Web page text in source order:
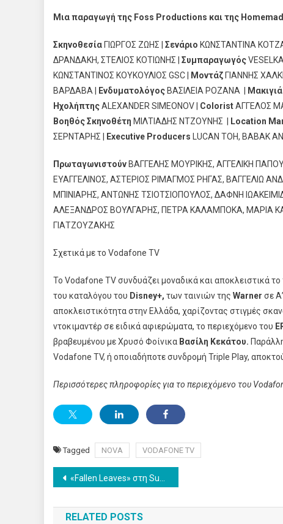
Μια παραγωγή της Foss Productions και της
Σκηνοθεσία ΓΙΩΡΓΟΣ ΖΩΗΣ | Σενάριο ΚΩΝΣΤΑΝΤΙΝΑ
ΔΡΑΝΔΑΚΗ, ΣΤΕΛΙΟΣ ΚΟΤΙΩΝΗΣ | Συμπαραγωγός
ΚΩΝΣΤΑΝΤΙΝΟΣ ΚΟΥΚΟΥΛΙΟΣ GSC |
Μοντάζ ΓΙΑΝΝΗΣ
ΒΑΡΔΑΒΑ |
Ενδυματολόγος ΒΑΣΙΛΕΙΑ ΡΟΖΑΝΑ |
ΗχολήπτηςALEXANDER SIMEONOV | ColoristΑΓΓΕΛΟΣ
Βοηθός Σκηνοθέτη ΜΙΛΤΙΑΔΗΣ ΝΤΖΟΥΝΗΣ | Location
ΣΕΡΝΤΑΡΗΣ |
Executive Producers LUCAΝ TOH, BABAK
Πρωταγωνιστούν ΒΑΓΓΕΛΗΣ ΜΟΥΡΙΚΗΣ, ΑΓΓΕΛΙΚΗ
ΕΥΑΓΓΕΛΙΝΟΣ, ΑΣΤΕΡΙΟΣ ΡΙΜΑΓΜΟΣ ΡΗΓΑΣ, ΒΑΓΓΕΛΙΩ
ΜΠΙΝΙΑΡΗΣ, ΑΝΤΩΝΗΣ ΤΣΙΟΤΣΙΟΠΟΥΛΟΣ, ΔΑΦΝΗ
ΑΛΕΞΑΝΔΡΟΣ ΒΟΥΛΓΑΡΗΣ, ΠΕΤΡΑ ΚΑΛΑΜΠΟΚΑ, ΜΑΡΙΑ
ΓΙΑΤΖΟΥΖΑΚΗΣ
Σχετικά με το Vodafone TV
To Vodafone TV συνδυάζει μοναδικά και αποκλειστικά
του καταλόγου του Disney+, των ταινιών της Warner σε
αποκλειστικότητα στην Ελλάδα, χαρίζοντας στιγμές
ντοκιμαντέρ σε ειδικά αφιερώματα, το περιεχόμενο του
βραβευμένου με Χρυσό Φοίνικα Βασίλη Κεκάτου.
Vodafone TV, ή οποιαδήποτε συνδρομή Triple Play,
Περισσότερες πληροφορίες για το περιεχόμενο του
Tagged NOVA VODAFONE TV
Post
navigation
«Fallen Leaves» στη Sunday Premiere και οι πρωταγωνιστές Alma Pöysti – Jussi Vatanen μιλάνε στην Πόλυ Λυκούργου και στα Novacinema
RELATED POSTS